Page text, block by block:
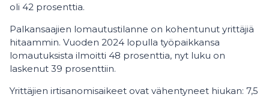
oli 42 prosenttia.
Palkansaajien lomautustilanne on kohentunut yrittäjiä
hitaammin. Vuoden 2024 lopulla työpaikkansa
lomautuksista ilmoitti 48 prosenttia, nyt luku on
laskenut 39 prosenttiin.
Yrittäjien irtisanomisaikeet ovat vähentyneet hiukan: 7,5